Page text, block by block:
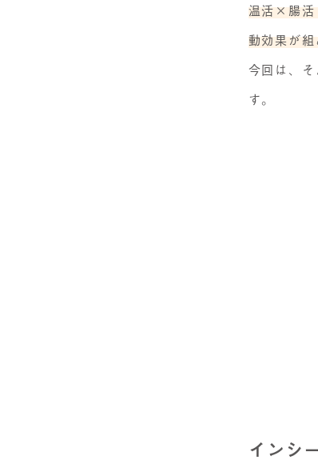
温活×腸活
動効果が
今回は、
す。
インシ